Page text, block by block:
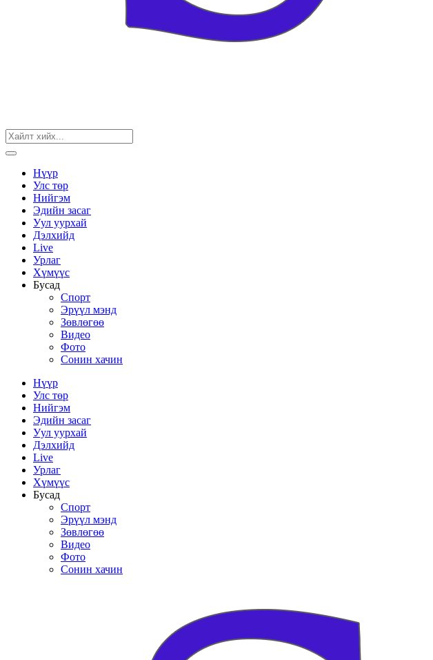
Нүүр
Улс төр
Нийгэм
Эдийн засаг
Уул уурхай
Дэлхийд
Live
Урлаг
Хүмүүс
Бусад
Спорт
Эрүүл мэнд
Зөвлөгөө
Видео
Фото
Сонин хачин
Нүүр
Улс төр
Нийгэм
Эдийн засаг
Уул уурхай
Дэлхийд
Live
Урлаг
Хүмүүс
Бусад
Спорт
Эрүүл мэнд
Зөвлөгөө
Видео
Фото
Сонин хачин